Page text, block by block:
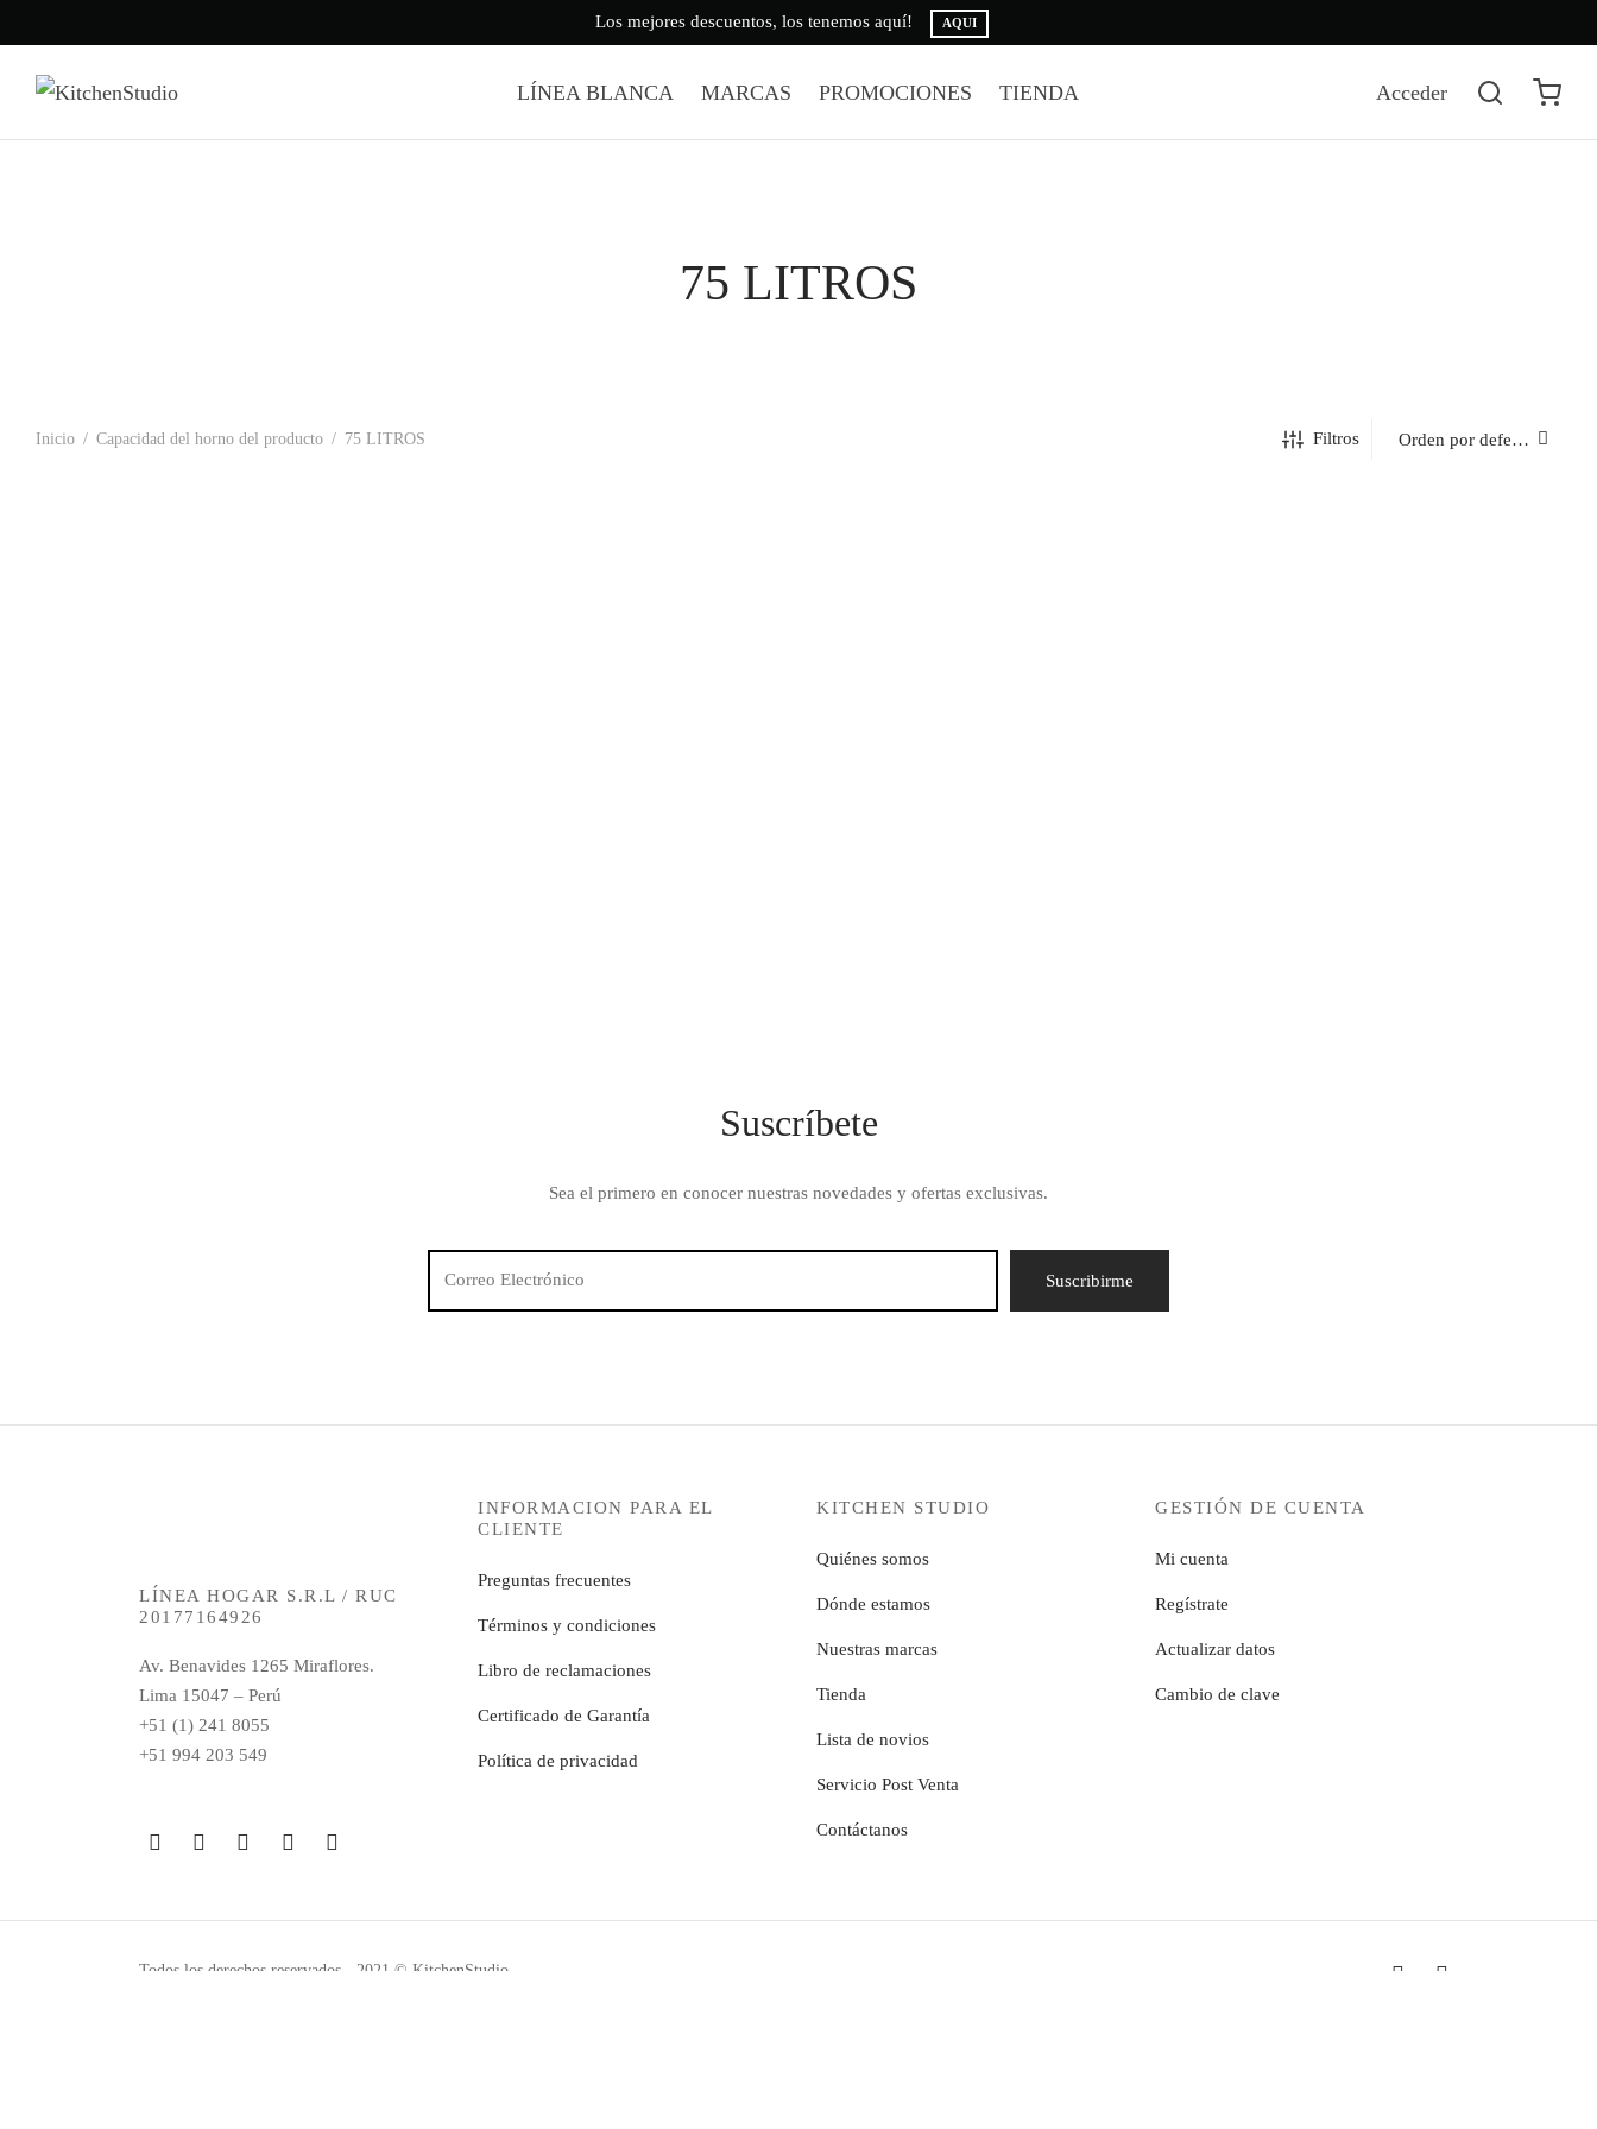
Los mejores descuentos, los tenemos aquí! AQUI
LÍNEA BLANCA MARCAS PROMOCIONES TIENDA Acceder
75 LITROS
Inicio / Capacidad del horno del producto / 75 LITROS Filtros
Suscríbete
Sea el primero en conocer nuestras novedades y ofertas exclusivas.
LÍNEA HOGAR S.R.L / RUC
20177164926
Av. Benavides 1265 Miraflores.
Lima 15047 – Perú
+51 (1) 241 8055
+51 994 203 549
INFORMACION PARA EL
CLIENTE
Preguntas frecuentes
Términos y condiciones
Libro de reclamaciones
Certificado de Garantía
Política de privacidad
KITCHEN STUDIO
Quiénes somos
Dónde estamos
Nuestras marcas
Tienda
Lista de novios
Servicio Post Venta
Contáctanos
GESTIÓN DE CUENTA
Mi cuenta
Regístrate
Actualizar datos
Cambio de clave
Todos los derechos reservados - 2021 © KitchenStudio